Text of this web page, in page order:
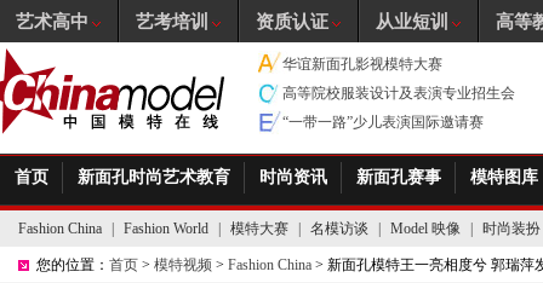
华谊新面孔影视模特大赛
高等院校服装设计及表演专业招生会
“一带一路”少儿表演国际邀请赛
首页 新面孔时尚艺术教育 时尚资讯 新面孔赛事 模特图库
Fashion China Fashion World 模特大赛 名模访谈 Model 映像 时尚装扮
您的位置： 首页 > 模特视频 > Fashion China > 新面孔模特王一亮相度兮 郭瑞萍
艺术高中 艺考培训 资质认证 从业短训 高等